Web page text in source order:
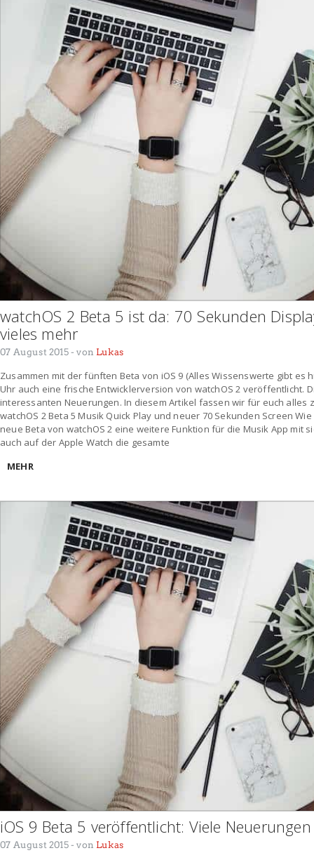
watchOS 2 Beta 5 ist da: 70 Sekunden
vieles mehr
07 August 2015- von Lukas
Zusammen mit der fünften Beta von iOS 9 (Alles Wissenswerte gibt es
Uhr auch eine frische Entwicklerversion von watchOS 2 veröffentlicht.
interessanten Neuerungen. In diesem Artikel fassen wir für euch alles
watchOS 2 Beta 5 Musik Quick Play und neuer 70 Sekunden Screen
neue Beta von watchOS 2 eine weitere Funktion für die Musik App mit
auch auf der Apple Watch die gesamte
MEHR
iOS 9 Beta 5 veröffentlicht: Viele
07 August 2015- von Lukas